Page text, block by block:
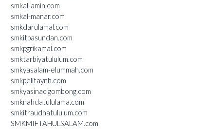
smkal-amin.com
smkal-manar.com
smkdarulamal.com
smkitpasundan.com
smkpgrikamal.com
smktarbiyatululum.com
smkyasalam-elummah.com
smkpelitaynh.com
smkyasinacigombong.com
smknahdatululama.com
smkitraudhatululum.com
SMKMIFTAHULSALAM.com